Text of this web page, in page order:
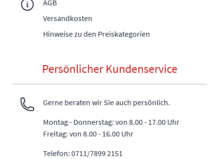
AGB
Versandkosten
Hinweise zu den Preiskategorien
Persönlicher Kundenservice
Gerne beraten wir Sie auch persönlich.
Montag - Donnerstag: von 8.00 - 17.00 Uhr
Freitag: von 8.00 - 16.00 Uhr
Telefon: 0711/7899 2151